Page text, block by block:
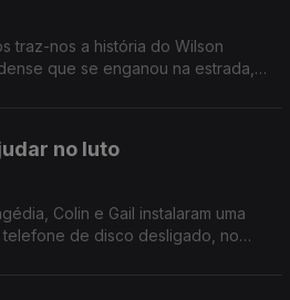
traz-nos a história do Wilson
que se enganou na estrada,
no luto
Colin e Gail instalaram uma
de disco desligado, no